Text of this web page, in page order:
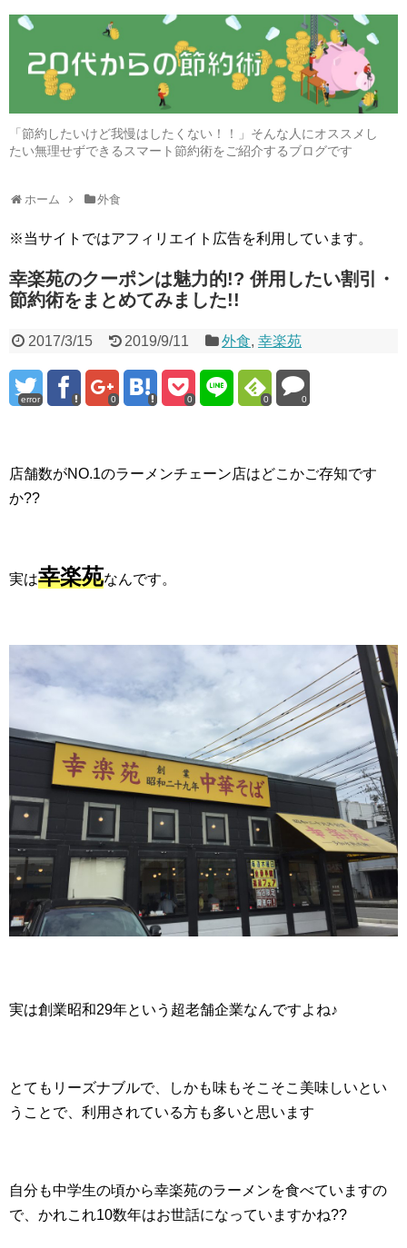
「節約したいけど我慢はしたくない！！」そんな人にオススメし
たい無理せずできるスマート節約術をご紹介するブログです
ホーム 外食
※当サイトではアフィリエイト広告を利用しています。
幸楽苑のクーポンは魅力的!? 併用したい割引・
節約術をまとめてみました!!
2017/3/15 2019/9/11 外食,幸楽苑
error 0 0 0 0
店舗数がNO.1のラーメンチェーン店はどこかご存知です
か??
実は幸楽苑なんです。
実は創業昭和29年という超老舗企業なんですよね♪
とてもリーズナブルで、しかも味もそこそこ美味しいとい
うことで、利用されている方も多いと思います
自分も中学生の頃から幸楽苑のラーメンを食べていますの
で、かれこれ10数年はお世話になっていますかね??